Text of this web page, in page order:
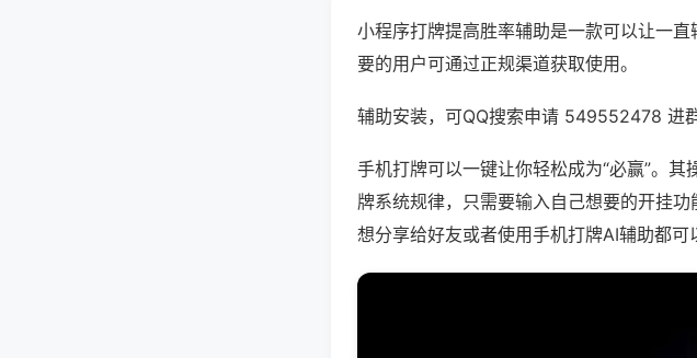
小程序打牌提高胜率辅助是一款可以让一
要的用户可通过正规渠道获取使用。
辅助安装，可QQ搜索申请 549552478 进
手机打牌可以一键让你轻松成为“必赢”。
牌系统规律，只需要输入自己想要的开挂
想分享给好友或者使用手机打牌AI辅助都可